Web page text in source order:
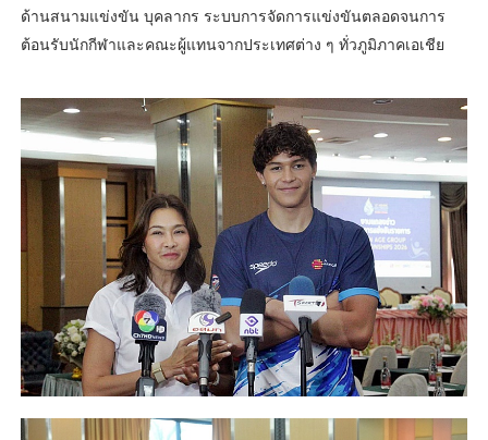
ด้านสนามแข่งขัน บุคลากร ระบบการจัดการแข่งขันตลอดจนการ
ต้อนรับนักกีฬาและคณะผู้แทนจากประเทศต่าง ๆ ทั่วภูมิภาคเอเชีย